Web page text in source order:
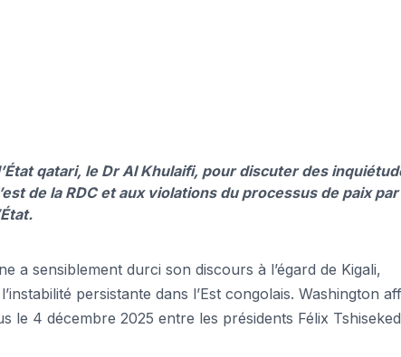
qatari, le Dr Al Khulaifi, pour discuter des
de la RDC et aux violations du processus de paix
a sensiblement durci son discours à l’égard de Kigali,
persistante dans l’Est congolais. Washington
le 4 décembre 2025 entre les présidents Félix